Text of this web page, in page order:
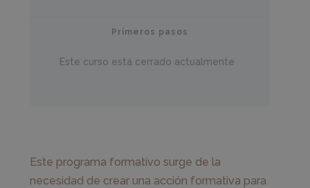
Primeros pasos
Este curso está cerrado actualmente
Este programa formativo surge de la
necesidad de crear una acción formativa para